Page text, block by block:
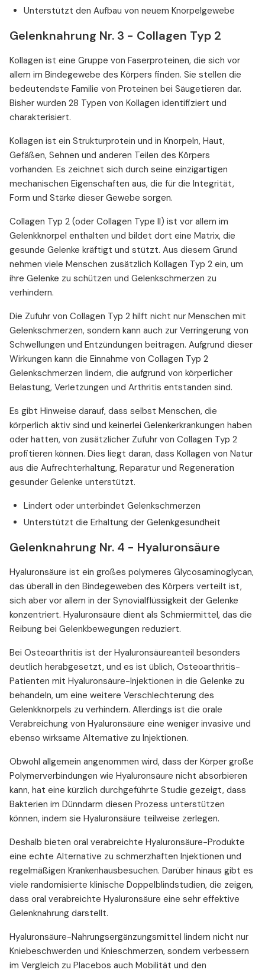
Unterstützt den Aufbau von neuem Knorpelgewebe
Gelenknahrung Nr. 3 - Collagen Typ 2
Kollagen ist eine Gruppe von Faserproteinen, die sich vor
allem im Bindegewebe des Körpers finden. Sie stellen die
bedeutendste Familie von Proteinen bei Säugetieren dar.
Bisher wurden 28 Typen von Kollagen identifiziert und
charakterisiert.
Kollagen ist ein Strukturprotein und in Knorpeln, Haut,
Gefäßen, Sehnen und anderen Teilen des Körpers
vorhanden. Es zeichnet sich durch seine einzigartigen
mechanischen Eigenschaften aus, die für die Integrität,
Form und Stärke dieser Gewebe sorgen.
Collagen Typ 2 (oder Collagen Type II) ist vor allem im
Gelenkknorpel enthalten und bildet dort eine Matrix, die
gesunde Gelenke kräftigt und stützt. Aus diesem Grund
nehmen viele Menschen zusätzlich Kollagen Typ 2 ein, um
ihre Gelenke zu schützen und Gelenkschmerzen zu
verhindern.
Die Zufuhr von Collagen Typ 2 hilft nicht nur Menschen mit
Gelenkschmerzen, sondern kann auch zur Verringerung von
Schwellungen und Entzündungen beitragen. Aufgrund dieser
Wirkungen kann die Einnahme von Collagen Typ 2
Gelenkschmerzen lindern, die aufgrund von körperlicher
Belastung, Verletzungen und Arthritis entstanden sind.
Es gibt Hinweise darauf, dass selbst Menschen, die
körperlich aktiv sind und keinerlei Gelenkerkrankungen haben
oder hatten, von zusätzlicher Zufuhr von Collagen Typ 2
profitieren können. Dies liegt daran, dass Kollagen von Natur
aus die Aufrechterhaltung, Reparatur und Regeneration
gesunder Gelenke unterstützt.
Lindert oder unterbindet Gelenkschmerzen
Unterstützt die Erhaltung der Gelenkgesundheit
Gelenknahrung Nr. 4 - Hyaluronsäure
Hyaluronsäure ist ein großes polymeres Glycosaminoglycan,
das überall in den Bindegeweben des Körpers verteilt ist,
sich aber vor allem in der Synovialflüssigkeit der Gelenke
konzentriert. Hyaluronsäure dient als Schmiermittel, das die
Reibung bei Gelenkbewegungen reduziert.
Bei Osteoarthritis ist der Hyaluronsäureanteil besonders
deutlich herabgesetzt, und es ist üblich, Osteoarthritis-
Patienten mit Hyaluronsäure-Injektionen in die Gelenke zu
behandeln, um eine weitere Verschlechterung des
Gelenkknorpels zu verhindern. Allerdings ist die orale
Verabreichung von Hyaluronsäure eine weniger invasive und
ebenso wirksame Alternative zu Injektionen.
Obwohl allgemein angenommen wird, dass der Körper große
Polymerverbindungen wie Hyaluronsäure nicht absorbieren
kann, hat eine kürzlich durchgeführte Studie gezeigt, dass
Bakterien im Dünndarm diesen Prozess unterstützen
können, indem sie Hyaluronsäure teilweise zerlegen.
Deshalb bieten oral verabreichte Hyaluronsäure-Produkte
eine echte Alternative zu schmerzhaften Injektionen und
regelmäßigen Krankenhausbesuchen. Darüber hinaus gibt es
viele randomisierte klinische Doppelblindstudien, die zeigen,
dass oral verabreichte Hyaluronsäure eine sehr effektive
Gelenknahrung darstellt.
Hyaluronsäure-Nahrungsergänzungsmittel lindern nicht nur
Kniebeschwerden und Knieschmerzen, sondern verbessern
im Vergleich zu Placebos auch Mobilität und den